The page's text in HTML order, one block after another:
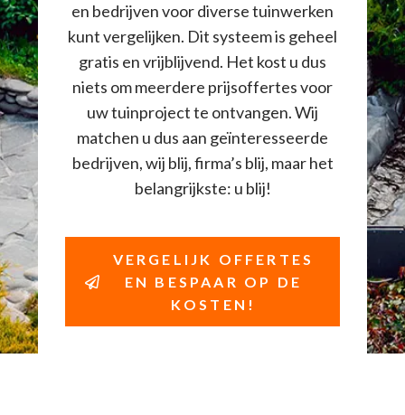
en bedrijven voor diverse tuinwerken
kunt vergelijken. Dit systeem is geheel
gratis en vrijblijvend. Het kost u dus
niets om meerdere prijsoffertes voor
uw tuinproject te ontvangen. Wij
matchen u dus aan geïnteresseerde
bedrijven, wij blij, firma’s blij, maar het
belangrijkste: u blij!
VERGELIJK OFFERTES
EN BESPAAR OP DE
KOSTEN!